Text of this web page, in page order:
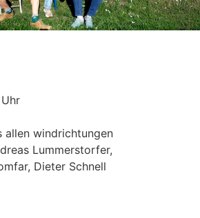
allen windrichtungen
Lummerstorfer,
Dieter Schnell